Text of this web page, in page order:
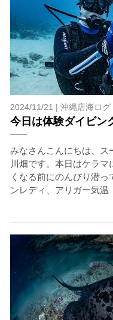
2024/11/21 | 沖縄店海ログ
今日は体験ダイビン
みなさんこんにちは、ス
川畑です。本日はケラ
くなる前にのんびり潜
ンレディ、アリガー気
る方は事前にご相談
7.器材やスーツのレン
ホエールスイム参加
ルをご希望の方は、
承諾しました。
ホエールスイムは、通
ングに伴う危険に加え
ラとの接触によってト
す。さらに、流れのあ
す。そして、これらを
合があります。またホ
想定できないトラブル
参加者はこれらのリス
た場合、またはその他
開催主催者とガイド、
賠償を請求しません。